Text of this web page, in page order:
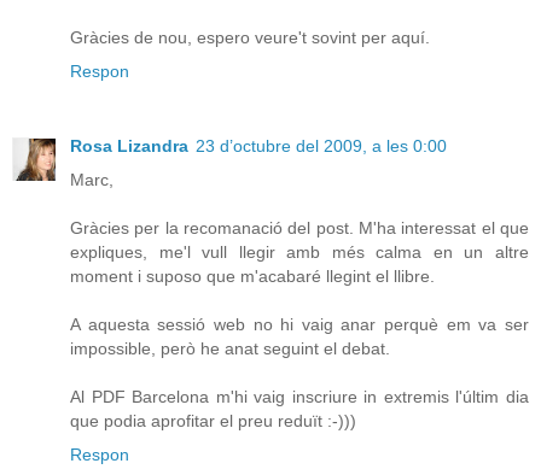
Gràcies de nou, espero veure't sovint per aquí.
Respon
Rosa Lizandra 23 d’octubre del 2009, a les 0:00
Marc,
Gràcies per la recomanació del post. M'ha interessat el que
expliques, me'l vull llegir amb més calma en un altre
moment i suposo que m'acabaré llegint el llibre.
A aquesta sessió web no hi vaig anar perquè em va ser
impossible, però he anat seguint el debat.
Al PDF Barcelona m'hi vaig inscriure in extremis l'últim dia
que podia aprofitar el preu reduït :-)))
Respon